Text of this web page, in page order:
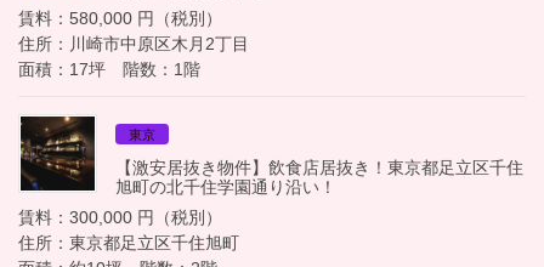
賃料：580,000 円（税別）
住所：川崎市中原区木月2丁目
面積：17坪 階数：1階
東京
【激安居抜き物件】飲食店居抜き！東京都足立区千住
旭町の北千住学園通り沿い！
賃料：300,000 円（税別）
住所：東京都足立区千住旭町